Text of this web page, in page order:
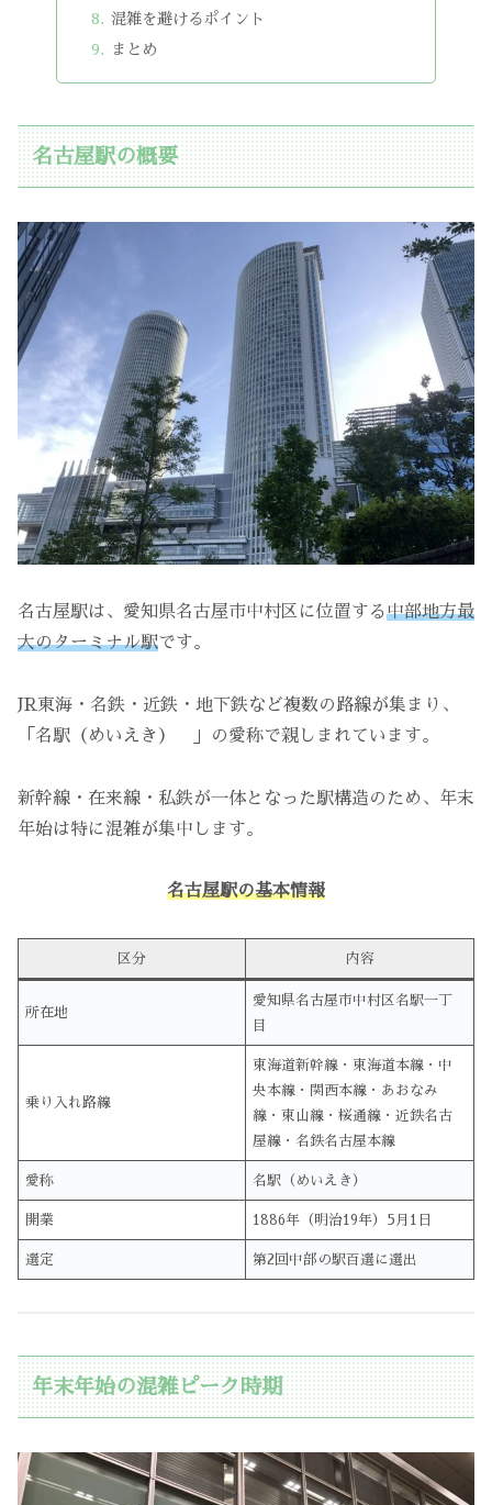
混雑を避けるポイント
まとめ
名古屋駅の概要
名古屋駅は、愛知県名古屋市中村区に位置する中部地方最
大のターミナル駅です。
JR東海・名鉄・近鉄・地下鉄など複数の路線が集まり、
「名駅（めいえき） 」の愛称で親しまれています。
新幹線・在来線・私鉄が一体となった駅構造のため、年末
年始は特に混雑が集中します。
名古屋駅の基本情報
区分 内容
所在地
愛知県名古屋市中村区名駅一丁
目
乗り入れ路線
東海道新幹線・東海道本線・中
央本線・関西本線・あおなみ
線・東山線・桜通線・近鉄名古
屋線・名鉄名古屋本線
愛称 名駅（めいえき）
開業 1886年（明治19年）5月1日
選定 第2回中部の駅百選に選出
年末年始の混雑ピーク時期